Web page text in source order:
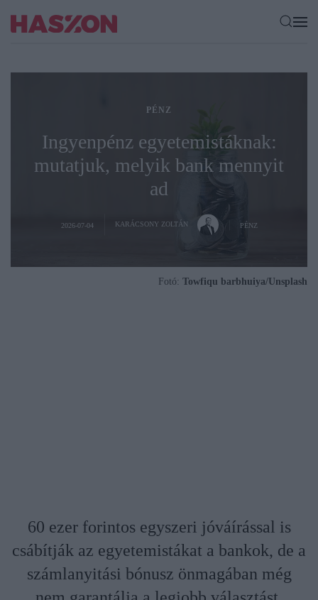
PÉNZ
Ingyenpénz egyetemistáknak:
mutatjuk, melyik bank mennyit
ad
2026-07-04 KARÁCSONY ZOLTÁN PÉNZ
Fotó: Towfiqu barbhuiya/Unsplash
60 ezer forintos egyszeri jóváírással is
csábítják az egyetemistákat a bankok, de a
számlanyitási bónusz önmagában még